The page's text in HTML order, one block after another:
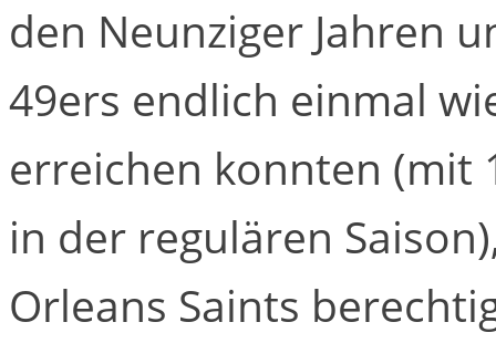
den Neunziger Jahren
49ers endlich einmal
erreichen konnten (mit
in der regulären
Orleans Saints